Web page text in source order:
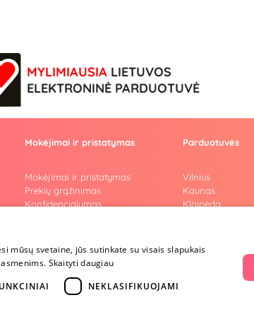
MYLIMIAUSIA LIETUVOS
ELEKTRONINĖ PARDUOTUVĖ
Mokėjimai ir pristatymas
Mokėjimai ir pristatymas
Prekių grąžinimas
Konfidencialumas
Lojalumo programa
Parduotuvės
Vilnius
Kaunas
Klaipėda
mūsų svetaine, jūs sutinkate su visais slapukais
Skaityti daugiau
NEKLASIFIKUOJAMI